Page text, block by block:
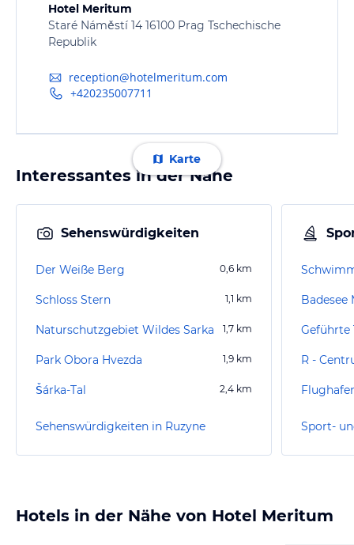
Hotel Meritum
Staré Náměstí 14 16100 Prag Tschechische
Republik
reception@hotelmeritum.com
+420235007711
Karte
Interessantes in der Nähe
Sehenswürdigkeiten
Der Weiße Berg 0,6 km
Schloss Stern 1,1 km
Naturschutzgebiet Wildes Sarka 1,7 km
Park Obora Hvezda 1,9 km
Šárka-Tal 2,4 km
Sehenswürdigkeiten in Ruzyne
Badesee
Sport-
Hotels in der Nähe von Hotel Meritum